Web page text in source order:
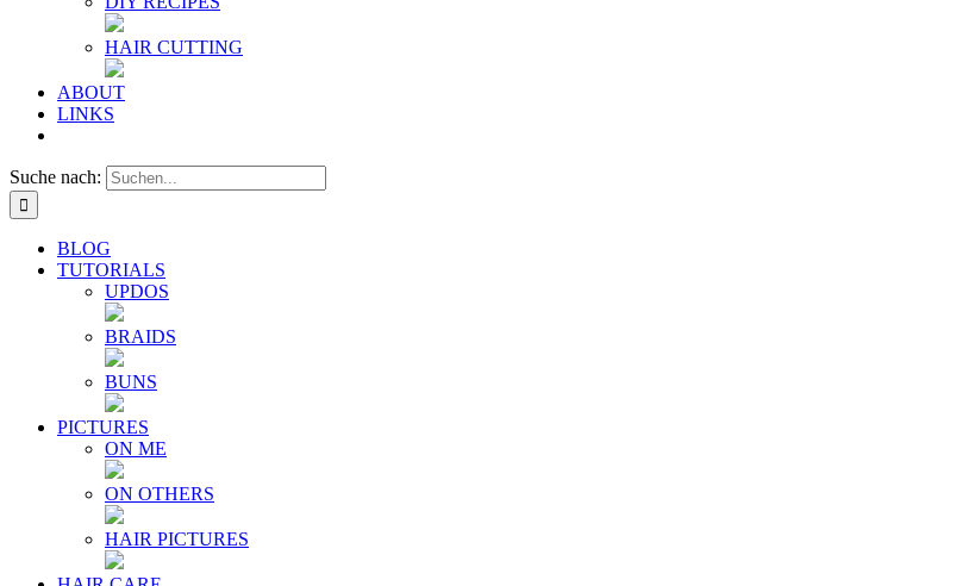
HAIR CUTTING
ABOUT
LINKS
Suche nach:
BLOG
TUTORIALS
UPDOS
BRAIDS
BUNS
PICTURES
ON ME
ON OTHERS
HAIR PICTURES